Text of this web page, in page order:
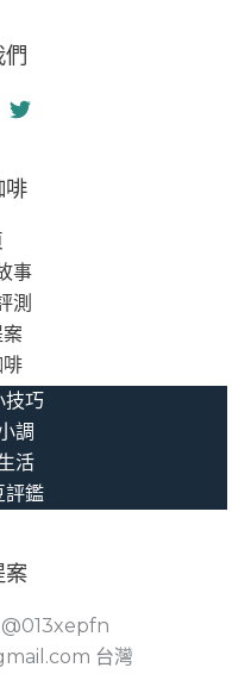
啡
事
測
啡
技巧
調
活
評鑑
案
台灣